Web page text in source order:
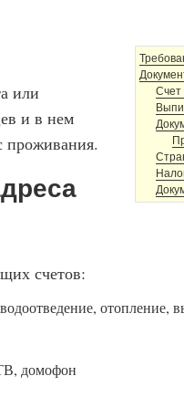
Счет
или
и в нем
проживания.
счетов:
отопление,
домофон